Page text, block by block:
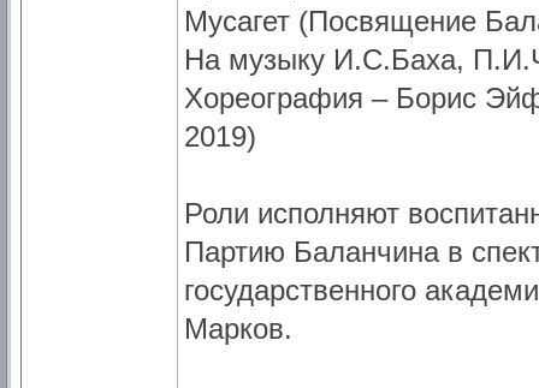
Мусагет (Посвящение
На музыку И.С.Баха,
Хореография – Борис
2019)
Роли исполняют
Партию Баланчина в
государственного
Марков.